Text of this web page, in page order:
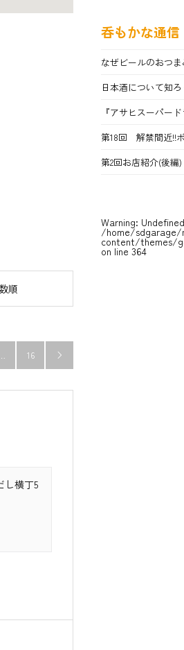
順
16 
横丁5
呑もかな通
なぜビールのおつ
日本酒について知
『アサヒスーパー
第18回 解禁間近!!
第2回お店紹介(後
Warning:
/home/sdgarage/
content/themes/
on line 364